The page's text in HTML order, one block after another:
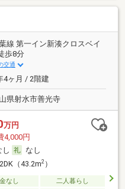
線 第一イン新湊クロスベイ
歩8分
交通
4ヶ月 / 2階建
県射水市善光寺
万円
4,000円
し
なし
（43.2m2）
なし
二人暮らし